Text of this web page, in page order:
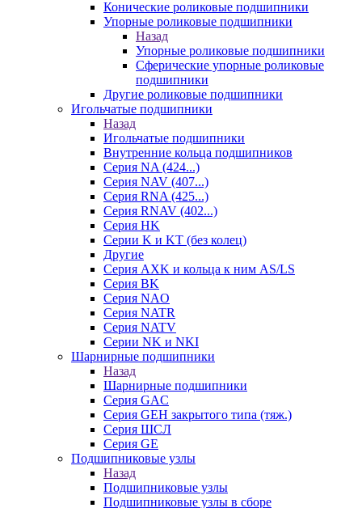
Конические роликовые подшипники
Упорные роликовые подшипники
Назад
Упорные роликовые подшипники
Сферические упорные роликовые
подшипники
Другие роликовые подшипники
Игольчатые подшипники
Назад
Игольчатые подшипники
Внутренние кольца подшипников
Серия NA (424...)
Серия NAV (407...)
Серия RNA (425...)
Серия RNAV (402...)
Серия HK
Серии K и KT (без колец)
Другие
Серия AXK и кольца к ним AS/LS
Серия BK
Серия NAO
Серия NATR
Серия NATV
Серии NK и NKI
Шарнирные подшипники
Назад
Шарнирные подшипники
Серия GAC
Серия GEH закрытого типа (тяж.)
Серия ШСЛ
Серия GE
Подшипниковые узлы
Назад
Подшипниковые узлы
Подшипниковые узлы в сборе